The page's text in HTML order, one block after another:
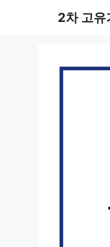
2차 고유